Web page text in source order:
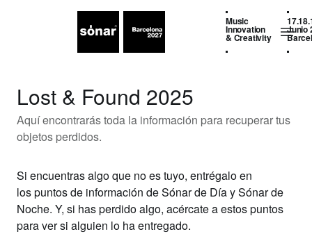
Music
Innovation
& Creativity
Junio
Lost & Found 2025
Aquí encontrarás toda la información para recuperar tus
objetos perdidos.
Si encuentras algo que no es tuyo, entrégalo en
lospuntos de información de Sónar de Día y Sónar de
Noche. Y, si has perdido algo, acércate a estos puntos
para ver si alguien lo ha entregado.